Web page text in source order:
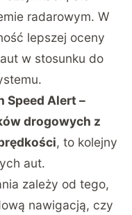
radarowym. W
lepszej oceny
w stosunku do
Speed Alert –
drogowych z
, to kolejny
aut.
zależy od tego,
nawigacją, czy